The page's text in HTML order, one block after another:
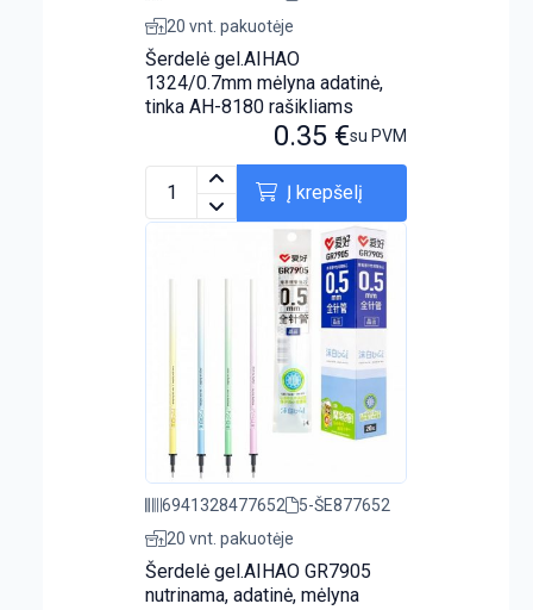
20 vnt. pakuotėje
Šerdelė gel.AIHAO
1324/0.7mm mėlyna adatinė,
tinka AH-8180 rašikliams
0.35 €su PVM
Į krepšelį
6941328477652
5-ŠE877652
20 vnt. pakuotėje
Šerdelė gel.AIHAO GR7905
nutrinama, adatinė, mėlyna